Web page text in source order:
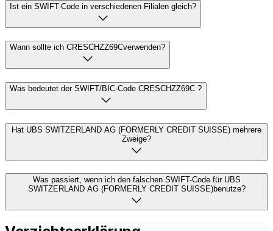
Ist ein SWIFT-Code in verschiedenen Filialen gleich?
Wann sollte ich CRESCHZZ69Cverwenden?
Was bedeutet der SWIFT/BIC-Code CRESCHZZ69C ?
Hat UBS SWITZERLAND AG (FORMERLY CREDIT SUISSE) mehrere
Zweige?
Was passiert, wenn ich den falschen SWIFT-Code für UBS
SWITZERLAND AG (FORMERLY CREDIT SUISSE)benutze?